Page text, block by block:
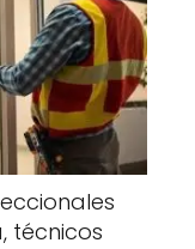
técnicos